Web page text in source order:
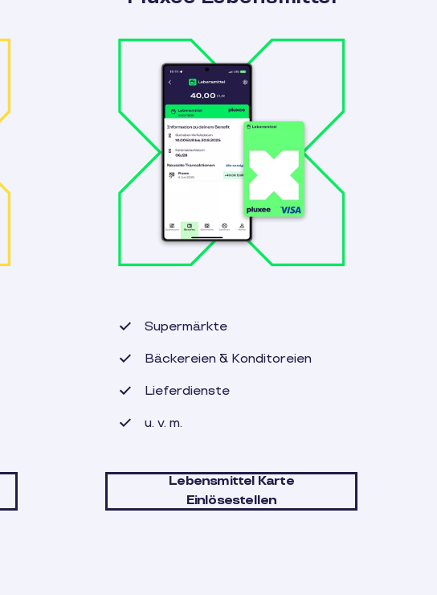
Supermärkte
Bäckereien & Konditoreien
Lieferdienste
u. v. m.
Lebensmittel Karte
Einlösestellen